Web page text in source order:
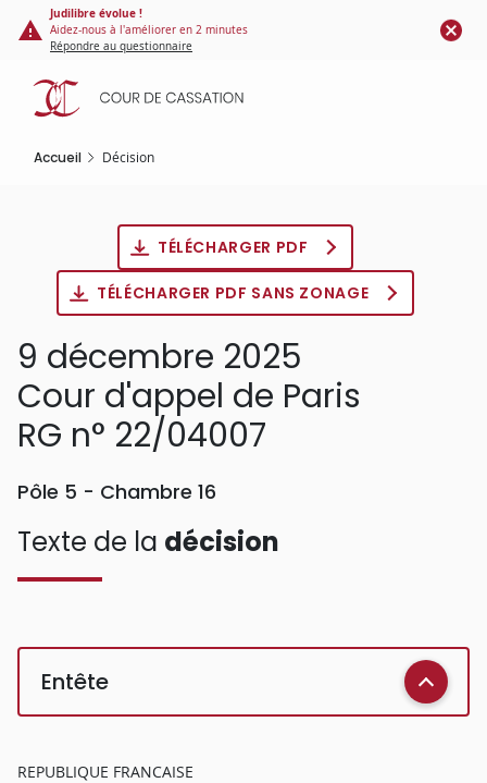
Panneau de gestion des cookies
contenu
principal
Judilibre évolue !
Aidez-nous à l'améliorer en 2 minutes
Répondre au questionnaire
Accueil Décision
TÉLÉCHARGER PDF
TÉLÉCHARGER PDF SANS ZONAGE
9 décembre 2025
Cour d'appel de Paris
RG n° 22/04007
Pôle 5 - Chambre 16
Texte de la décision
Entête
REPUBLIQUE FRANCAISE